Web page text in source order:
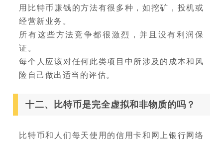
用比特币赚钱的方法有很多种，如挖矿，投机或
经营新业务。
所有这些方法竞争都很激烈，并且没有利润保
证。
每个人应该对任何此类项目中所涉及的成本和风
险自己做出适当的评估。
十二、比特币是完全虚拟和非物质的吗？
比特币和人们每天使用的信用卡和网上银行网络